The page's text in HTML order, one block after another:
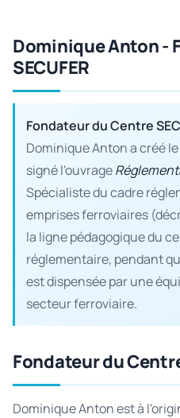
Dominique Anton -
SECUFER
Fondateur du Centre
Dominique Anton a créé le
signé l'ouvrage
Spécialiste du cadre
emprises ferroviaires
la ligne pédagogique du
réglementaire, pendant
est dispensée par une
secteur ferroviaire.
Fondateur du
Dominique Anton est à